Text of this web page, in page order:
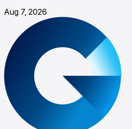
Aug 7, 2026